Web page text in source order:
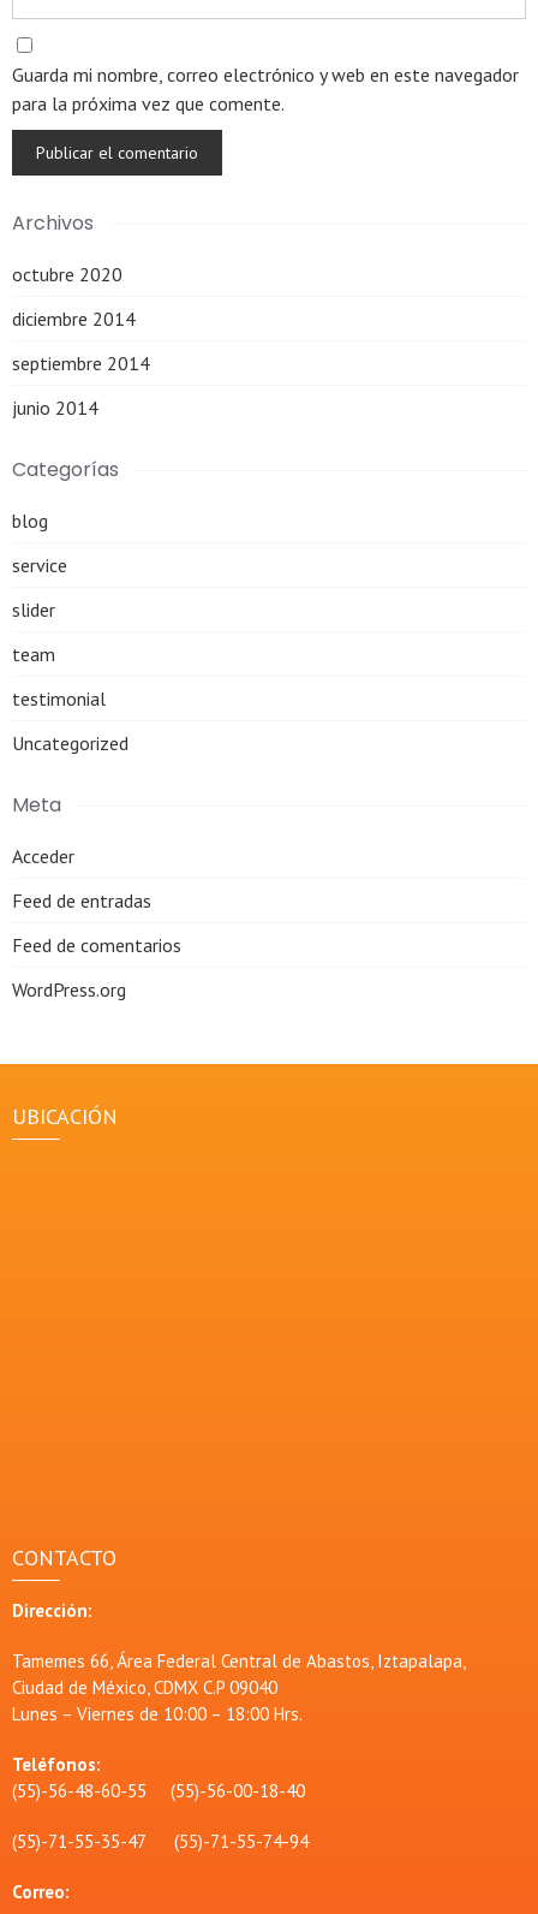
Guarda mi nombre, correo electrónico y web en este navegador
para la próxima vez que comente.
Archivos
octubre 2020
diciembre 2014
septiembre 2014
junio 2014
Categorías
blog
service
slider
team
testimonial
Uncategorized
Meta
Acceder
Feed de entradas
Feed de comentarios
WordPress.org
UBICACIÓN
CONTACTO
Dirección:
Tamemes 66, Área Federal Central de Abastos, Iztapalapa,
Ciudad de México, CDMX C.P 09040
Lunes – Viernes de 10:00 – 18:00 Hrs.
Teléfonos:
(55)-56-48-60-55 (55)-56-00-18-40
(55)-71-55-35-47 (55)-71-55-74-94
Correo: